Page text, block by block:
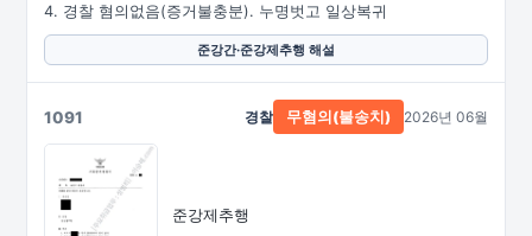
경찰 혐의없음(증거불충분). 누명벗고 일상복귀
준강간·준강제추행 해설
1091
준강제추행
경찰 무혐의(불송치) 2026년 06월